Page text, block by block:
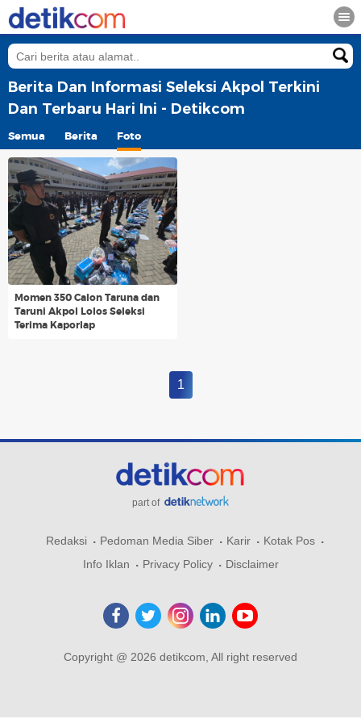
Berita Dan Informasi Seleksi Akpol Terkini
Dan Terbaru Hari Ini - Detikcom
Semua Berita Foto
Momen 350 Calon Taruna dan
Taruni Akpol Lolos Seleksi
Terima Kaporlap
1
part of
Redaksi Pedoman Media Siber Karir
Kotak Pos
Info Iklan
Privacy Policy Disclaimer
Copyright @ 2026 detikcom, All right reserved